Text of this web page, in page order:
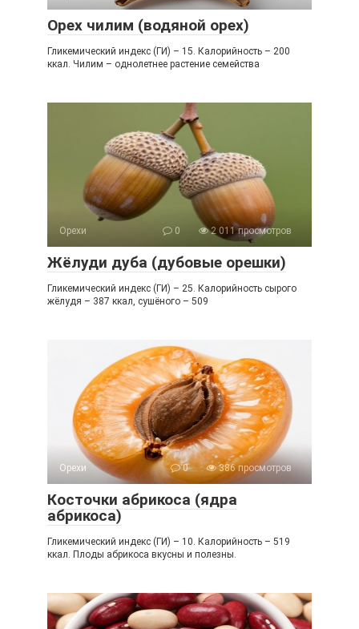
Орех чилим (водяной орех)
Гликемический индекс (ГИ) – 15. Калорийность – 200
ккал. Чилим – однолетнее растение семейства
Орехи 0 2 011 просмотров
Жёлуди дуба (дубовые орешки)
Гликемический индекс (ГИ) – 25. Калорийность сырого
жёлудя – 387 ккал, сушёного – 509
Орехи 0 386 просмотров
Косточки абрикоса (ядра
абрикоса)
Гликемический индекс (ГИ) – 10. Калорийность – 519
ккал. Плоды абрикоса вкусны и полезны.